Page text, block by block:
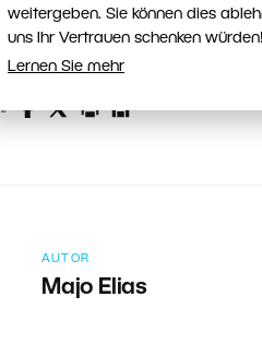
weitergeben. Sie können dies
uns Ihr Vertrauen schenken
Lernen Sie mehr
AUTOR
Majo Elias